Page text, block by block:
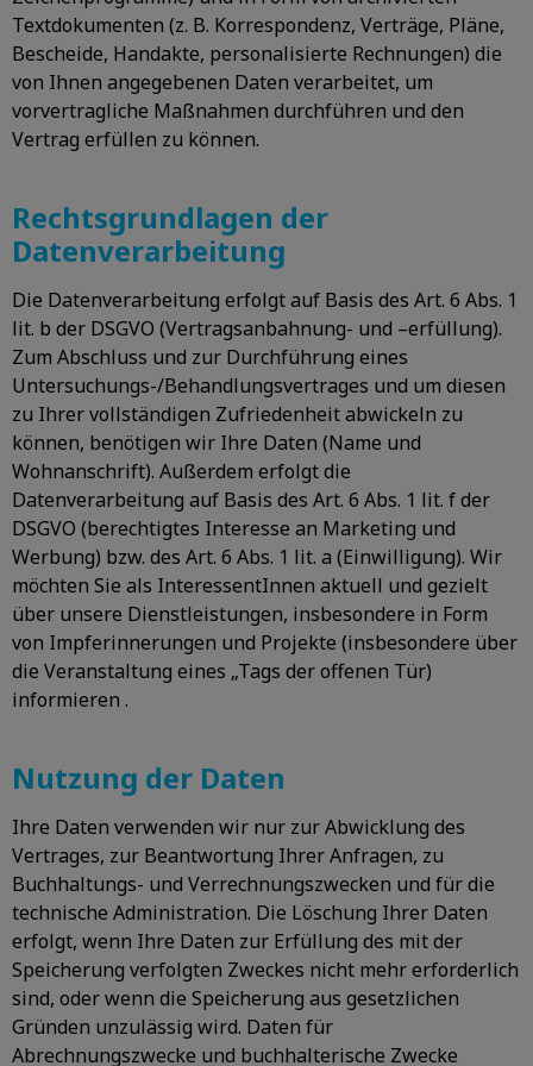
Textdokumenten (z. B. Korrespondenz, Verträge, Pläne,
Bescheide, Handakte, personalisierte Rechnungen) die
von Ihnen angegebenen Daten verarbeitet, um
vorvertragliche Maßnahmen durchführen und den
Vertrag erfüllen zu können.
Rechtsgrundlagen der
Datenverarbeitung
Die Datenverarbeitung erfolgt auf Basis des Art. 6 Abs. 1
lit. b der DSGVO (Vertragsanbahnung- und –erfüllung).
Zum Abschluss und zur Durchführung eines
Untersuchungs-/Behandlungsvertrages und um diesen
zu Ihrer vollständigen Zufriedenheit abwickeln zu
können, benötigen wir Ihre Daten (Name und
Wohnanschrift). Außerdem erfolgt die
Datenverarbeitung auf Basis des Art. 6 Abs. 1 lit. f der
DSGVO (berechtigtes Interesse an Marketing und
Werbung) bzw. des Art. 6 Abs. 1 lit. a (Einwilligung). Wir
möchten Sie als InteressentInnen aktuell und gezielt
über unsere Dienstleistungen, insbesondere in Form
von Impferinnerungen und Projekte (insbesondere über
die Veranstaltung eines „Tags der offenen Tür)
informieren .
Nutzung der Daten
Ihre Daten verwenden wir nur zur Abwicklung des
Vertrages, zur Beantwortung Ihrer Anfragen, zu
Buchhaltungs- und Verrechnungszwecken und für die
technische Administration. Die Löschung Ihrer Daten
erfolgt, wenn Ihre Daten zur Erfüllung des mit der
Speicherung verfolgten Zweckes nicht mehr erforderlich
sind, oder wenn die Speicherung aus gesetzlichen
Gründen unzulässig wird. Daten für
Abrechnungszwecke und buchhalterische Zwecke